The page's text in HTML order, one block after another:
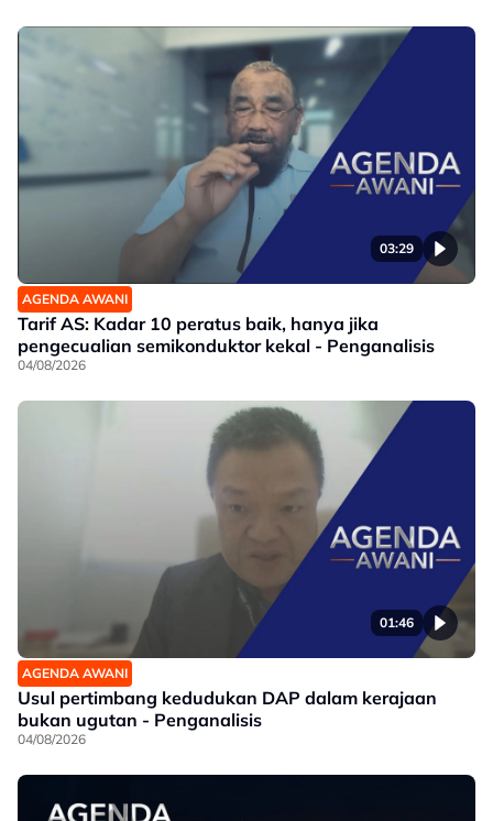
03:29
AGENDA AWANI
Tarif AS: Kadar 10 peratus baik, hanya jika
pengecualian semikonduktor kekal - Penganalisis
04/08/2026
01:46
AGENDA AWANI
Usul pertimbang kedudukan DAP dalam kerajaan
bukan ugutan - Penganalisis
04/08/2026